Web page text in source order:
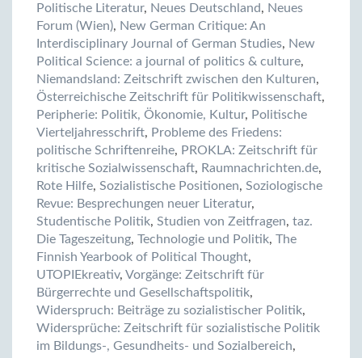
Politische Literatur, Neues Deutschland, Neues
Forum (Wien), New German Critique: An
Interdisciplinary Journal of German Studies, New
Political Science: a journal of politics & culture,
Niemandsland: Zeitschrift zwischen den Kulturen,
Österreichische Zeitschrift für Politikwissenschaft,
Peripherie: Politik, Ökonomie, Kultur, Politische
Vierteljahresschrift, Probleme des Friedens:
politische Schriftenreihe, PROKLA: Zeitschrift für
kritische Sozialwissenschaft, Raumnachrichten.de,
Rote Hilfe, Sozialistische Positionen, Soziologische
Revue: Besprechungen neuer Literatur,
Studentische Politik, Studien von Zeitfragen, taz.
Die Tageszeitung, Technologie und Politik, The
Finnish Yearbook of Political Thought,
UTOPIEkreativ, Vorgänge: Zeitschrift für
Bürgerrechte und Gesellschaftspolitik,
Widerspruch: Beiträge zu sozialistischer Politik,
Widersprüche: Zeitschrift für sozialistische Politik
im Bildungs-, Gesundheits- und Sozialbereich,